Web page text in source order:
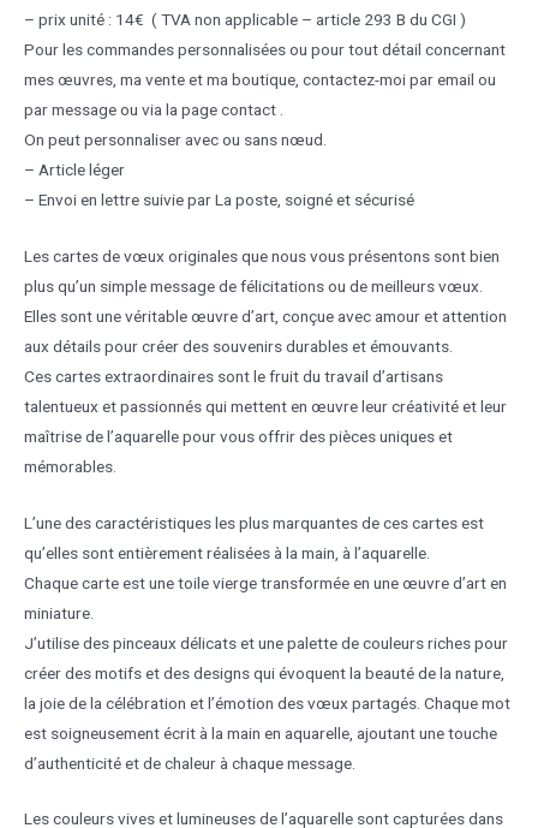
– prix unité : 14€ ( TVA non applicable – article 293 B du CGI )
Pour les commandes personnalisées ou pour tout détail concernant
mes œuvres, ma vente et ma boutique, contactez-moi par email ou
par message ou via la page contact .
On peut personnaliser avec ou sans nœud.
– Article léger
– Envoi en lettre suivie par La poste, soigné et sécurisé
Les cartes de vœux originales que nous vous présentons sont bien
plus qu’un simple message de félicitations ou de meilleurs vœux.
Elles sont une véritable œuvre d’art, conçue avec amour et attention
aux détails pour créer des souvenirs durables et émouvants.
Ces cartes extraordinaires sont le fruit du travail d’artisans
talentueux et passionnés qui mettent en œuvre leur créativité et leur
maîtrise de l’aquarelle pour vous offrir des pièces uniques et
mémorables.
L’une des caractéristiques les plus marquantes de ces cartes est
qu’elles sont entièrement réalisées à la main, à l’aquarelle.
Chaque carte est une toile vierge transformée en une œuvre d’art en
miniature.
J’utilise des pinceaux délicats et une palette de couleurs riches pour
créer des motifs et des designs qui évoquent la beauté de la nature,
la joie de la célébration et l’émotion des vœux partagés. Chaque mot
est soigneusement écrit à la main en aquarelle, ajoutant une touche
d’authenticité et de chaleur à chaque message.
Les couleurs vives et lumineuses de l’aquarelle sont capturées dans